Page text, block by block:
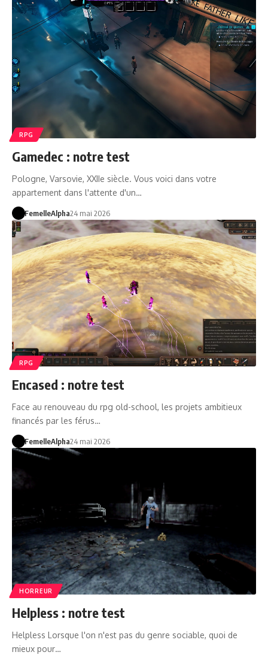
RPG
Gamedec : notre test
Pologne, Varsovie, XXIIe siècle. Vous voici dans votre
appartement dans l'attente d'un…
FemelleAlpha24 mai 2026
RPG
Encased : notre test
Face au renouveau du rpg old-school, les projets ambitieux
financés par les férus…
FemelleAlpha24 mai 2026
HORREUR
Helpless : notre test
Helpless Lorsque l'on n'est pas du genre sociable, quoi de
mieux pour…